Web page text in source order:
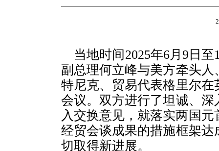
当地时间2025年6月9日
副总理何立峰与美方牵头
特尼克、贸易代表格里尔
会议。双方进行了坦诚、
入交换意见，就落实两国
经贸会谈成果的措施框架
切取得新进展。